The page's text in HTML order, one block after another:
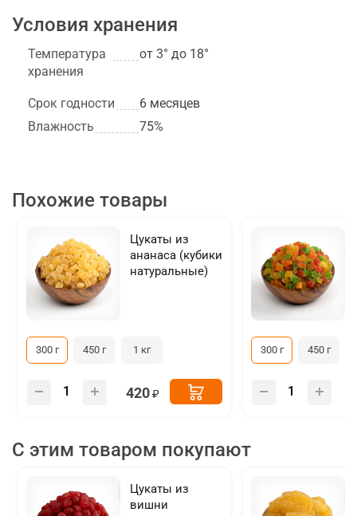
Условия хранения
Температура
хранения
от 3° до 18°
Срок годности
6 месяцев
Влажность
75%
Похожие товары
Цукаты из
ананаса (кубики
натуральные)
300 г 450 г 1 кг
420
300 г 450 г
С этим товаром покупают
Цукаты из
вишни